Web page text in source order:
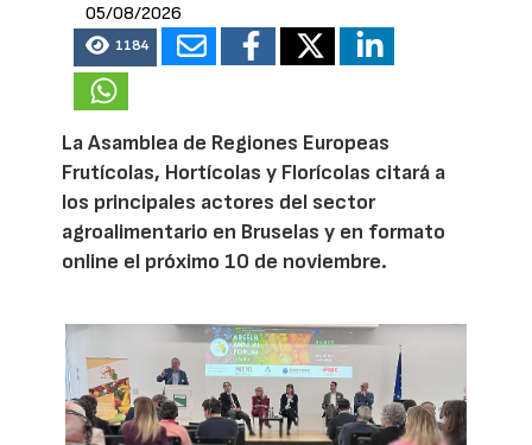
05/08/2026
1184
La Asamblea de Regiones Europeas
Frutícolas, Hortícolas y Florícolas citará a
los principales actores del sector
agroalimentario en Bruselas y en formato
online el próximo 10 de noviembre.